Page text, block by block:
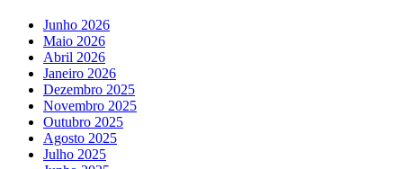
Junho 2026
Maio 2026
Abril 2026
Janeiro 2026
Dezembro 2025
Novembro 2025
Outubro 2025
Agosto 2025
Julho 2025